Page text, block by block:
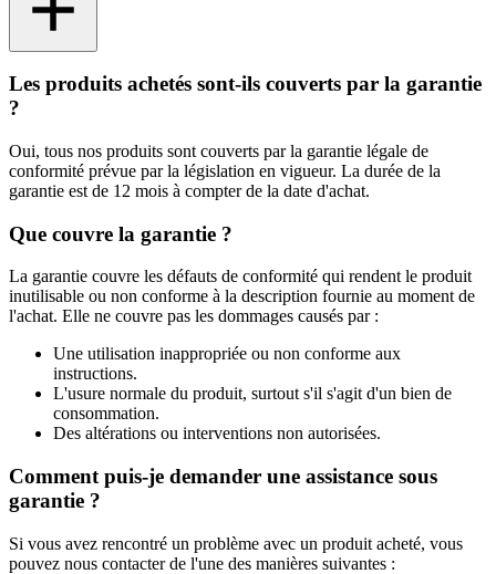
Les produits achetés sont-ils couverts par la garantie
?
Oui, tous nos produits sont couverts par la garantie légale de
conformité prévue par la législation en vigueur. La durée de la
garantie est de 12 mois à compter de la date d'achat.
Que couvre la garantie ?
La garantie couvre les défauts de conformité qui rendent le produit
inutilisable ou non conforme à la description fournie au moment de
l'achat. Elle ne couvre pas les dommages causés par :
Une utilisation inappropriée ou non conforme aux
instructions.
L'usure normale du produit, surtout s'il s'agit d'un bien de
consommation.
Des altérations ou interventions non autorisées.
Comment puis-je demander une assistance sous
garantie ?
Si vous avez rencontré un problème avec un produit acheté, vous
pouvez nous contacter de l'une des manières suivantes :